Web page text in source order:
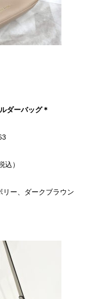
ダーバッグ＊
込）
リー、ダークブラウン